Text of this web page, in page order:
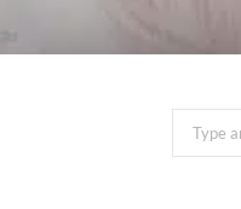
Search
for: